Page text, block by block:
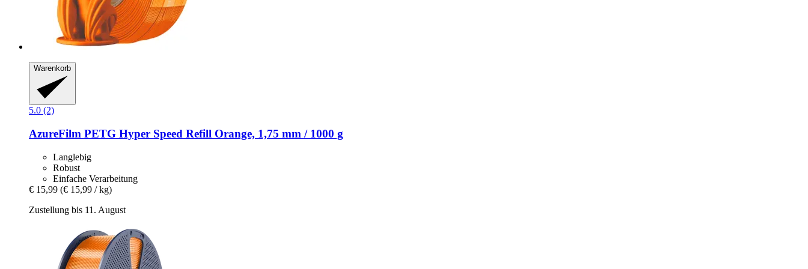
Warenkorb
5.0 (2)
AzureFilm PETG Hyper Speed Refill Orange, 1,75 mm / 1000 g
Langlebig
Robust
Einfache Verarbeitung
€ 15,99 (€ 15,99 / kg)
Zustellung bis 11. August